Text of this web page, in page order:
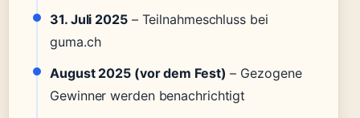
31. Juli 2025– Teilnahmeschluss bei
guma.ch
August 2025 (vor dem Fest) – Gezogene
Gewinner werden benachrichtigt